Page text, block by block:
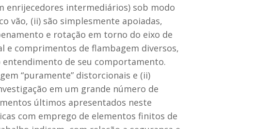
enrijecedores intermediários) sob modo
vão, (ii) são simplesmente apoiadas,
e rotação em torno do eixo de
e comprimentos de flambagem diversos,
de seu comportamento.
“puramente” distorcionais e (ii)
em um grande número de
últimos apresentados neste
com emprego de elementos finitos de